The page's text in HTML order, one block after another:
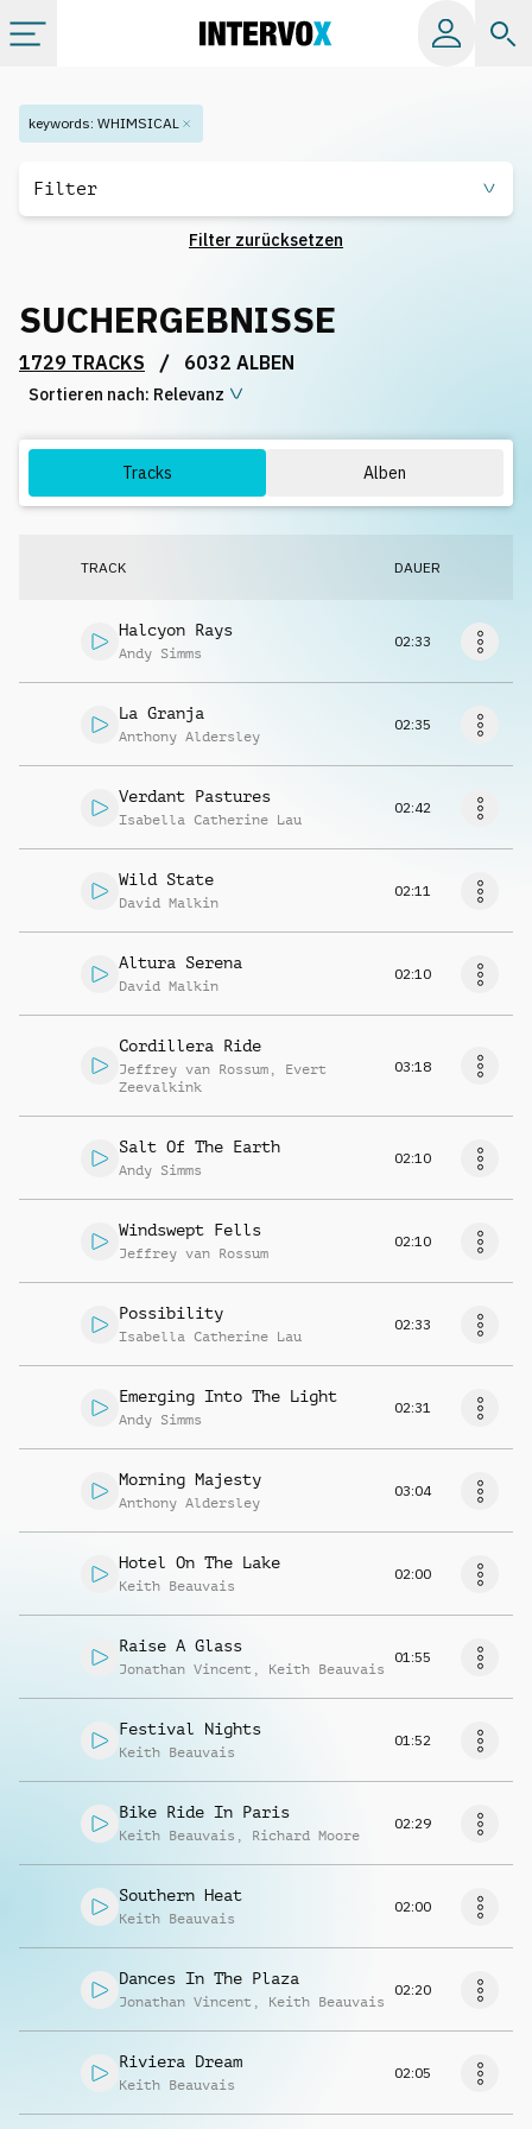
Kategorien
Playlists
Lizenzen
keywords: WHIMSICAL
Filter
Filter zurücksetzen
SUCHERGEBNISSE
1729 TRACKS / 6032 ALBEN
Sortieren nach: Relevanz
Tracks Alben
TRACK DAUER
Halcyon Rays
Andy Simms
02:33
La Granja
Anthony Aldersley
02:35
Verdant Pastures
Isabella Catherine Lau
02:42
Wild State
David Malkin
02:11
Altura Serena
David Malkin
02:10
Cordillera Ride
Jeffrey van Rossum , Evert
Zeevalkink
03:18
Salt Of The Earth
Andy Simms
02:10
Windswept Fells
Jeffrey van Rossum
02:10
Possibility
Isabella Catherine Lau
02:33
Emerging Into The Light
Andy Simms
02:31
Morning Majesty
Anthony Aldersley
03:04
Hotel On The Lake
Keith Beauvais
02:00
Raise A Glass
Jonathan Vincent , Keith Beauvais
01:55
Festival Nights
Keith Beauvais
01:52
Bike Ride In Paris
Keith Beauvais , Richard Moore
02:29
Southern Heat
Keith Beauvais
02:00
Dances In The Plaza
Jonathan Vincent , Keith Beauvais
02:20
Riviera Dream
Keith Beauvais
02:05